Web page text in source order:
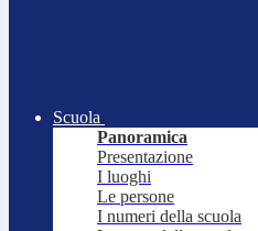
Scuola
Panoramica
Presentazione
I luoghi
Le persone
I numeri della scuola